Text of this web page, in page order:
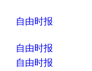
自由时报
自由时报
自由时报